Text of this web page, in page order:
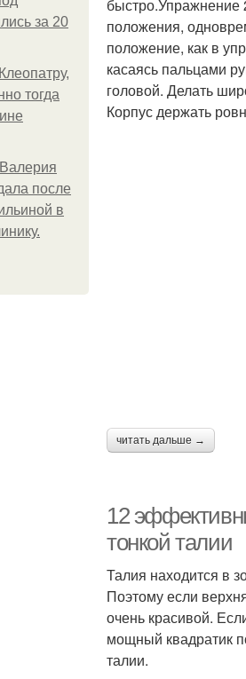
за 20
тогда
после
в
быстро.Упражнение
положения,
положение, как в
касаясь пальцами
головой. Делать
Корпус держать
читать дальше →
12
тонкой талии
Талия находится в
Поэтому если
очень красивой.
мощный квадратик
талии.